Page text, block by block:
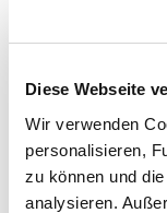
Diese Webseite
Wir verwenden
personalisieren,
zu können und
analysieren.
pflegende
Hause.
Hier finden Sie